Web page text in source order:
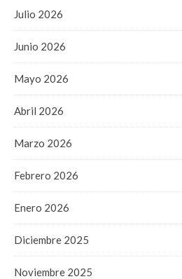
Julio 2026
Junio 2026
Mayo 2026
Abril 2026
Marzo 2026
Febrero 2026
Enero 2026
Diciembre 2025
Noviembre 2025